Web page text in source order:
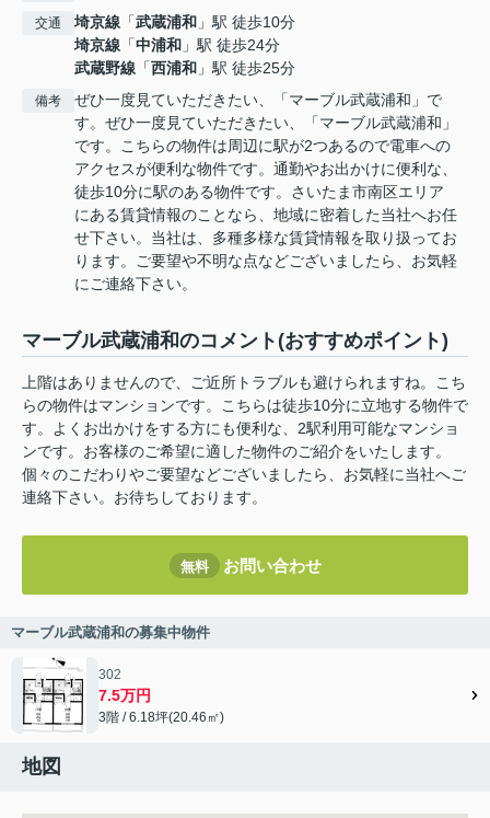
交通 埼京線 「武蔵浦和 」駅 徒歩10分
埼京線 「中浦和 」駅 徒歩24分
武蔵野線 「西浦和 」駅 徒歩25分
備考
ぜひ一度見ていただきたい、「マーブル武蔵浦和」で
す。ぜひ一度見ていただきたい、「マーブル武蔵浦和」
です。こちらの物件は周辺に駅が2つあるので電車への
アクセスが便利な物件です。通勤やお出かけに便利な、
徒歩10分に駅のある物件です。さいたま市南区エリア
にある賃貸情報のことなら、地域に密着した当社へお任
せ下さい。当社は、多種多様な賃貸情報を取り扱ってお
ります。ご要望や不明な点などございましたら、お気軽
にご連絡下さい。
マーブル武蔵浦和のコメント(おすすめポイント)
上階はありませんので、ご近所トラブルも避けられますね。こち
らの物件はマンションです。こちらは徒歩10分に立地する物件で
す。よくお出かけをする方にも便利な、2駅利用可能なマンショ
ンです。お客様のご希望に適した物件のご紹介をいたします。
個々のこだわりやご要望などございましたら、お気軽に当社へご
連絡下さい。お待ちしております。
無料 お問い合わせ
マーブル武蔵浦和の募集中物件
302
7.5万円
3階 / 6.18坪(20.46㎡)
地図